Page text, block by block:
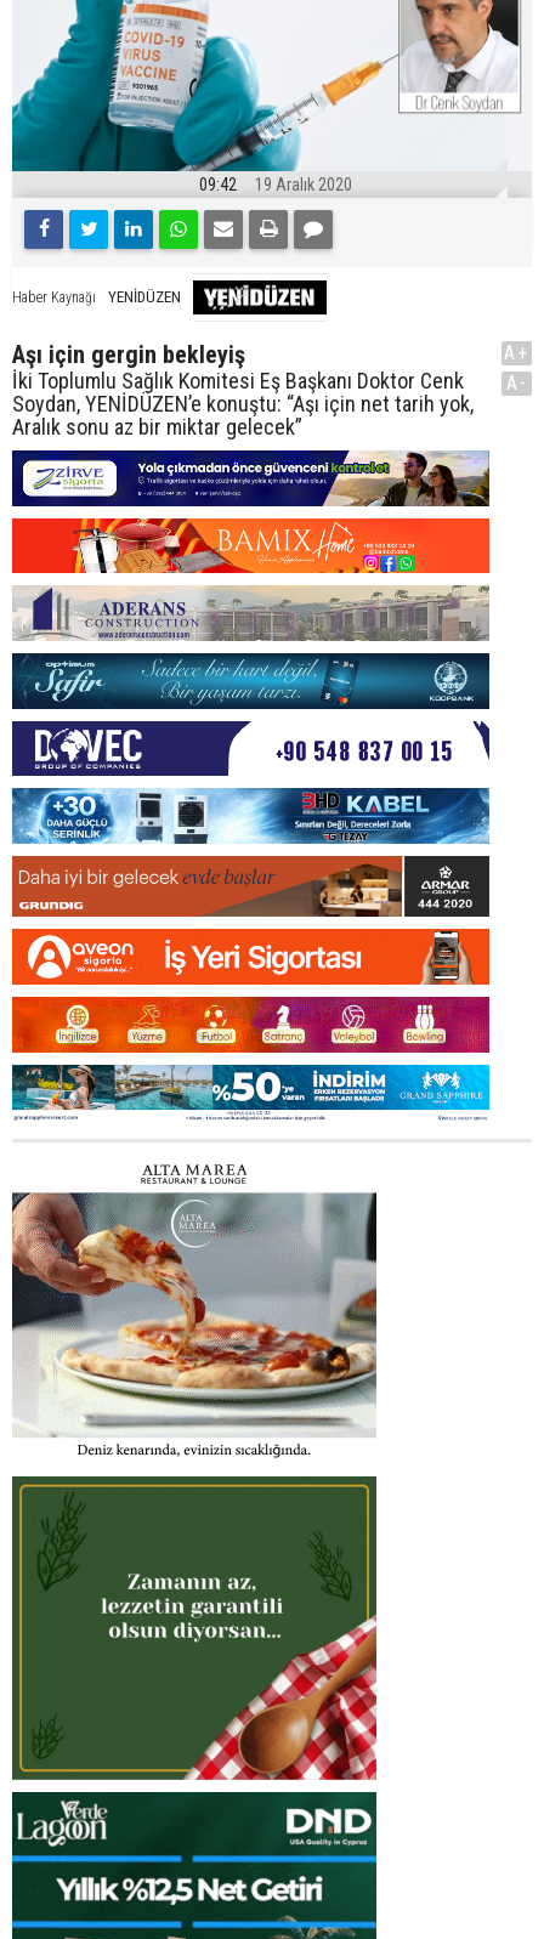
09:42 19 Aralık 2020
Haber Kaynağı YENİDÜZEN
Aşı için gergin bekleyiş
İki Toplumlu Sağlık Komitesi Eş Başkanı Doktor Cenk
Soydan, YENİDÜZEN’e konuştu: “Aşı için net tarih yok,
Aralık sonu az bir miktar gelecek”
A+
A-